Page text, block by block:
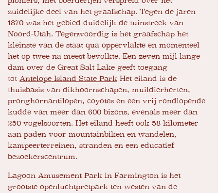
zuidelijke deel van het graafschap. Tegen de jaren
1870 was het gebied duidelijk de tuinstreek van
Noord-Utah. Tegenwoordig is het graafschap het
kleinste van de staat qua oppervlakte en momenteel
het op twee na meest bevolkte. Een zeven mijl lange
dam over de Great Salt Lake geeft toegang
tot Antelope Island State Park Het eiland is de
thuisbasis van dikhoornschapen, muildierherten,
pronghornantilopen, coyotes en een vrij rondlopende
kudde van meer dan 600 bizons, evenals meer dan
250 vogelsoorten. Het eiland heeft ook 58 kilometer
aan paden voor mountainbiken en wandelen,
kampeerterreinen, stranden en een educatief
bezoekerscentrum.
Lagoon Amusement Park in Farmington is het
grootste openluchtpretpark ten westen van de